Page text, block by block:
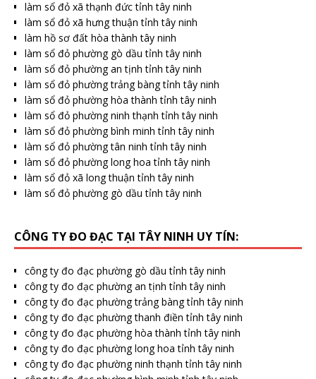
làm sổ đỏ xã thạnh đức tỉnh tây ninh
làm sổ đỏ xã hưng thuận tỉnh tây ninh
làm hồ sơ đất hòa thành tây ninh
làm sổ đỏ phường gò dầu tỉnh tây ninh
làm sổ đỏ phường an tịnh tỉnh tây ninh
làm sổ đỏ phường trảng bàng tỉnh tây ninh
làm sổ đỏ phường hòa thành tỉnh tây ninh
làm sổ đỏ phường ninh thạnh tỉnh tây ninh
làm sổ đỏ phường bình minh tỉnh tây ninh
làm sổ đỏ phường tân ninh tỉnh tây ninh
làm sổ đỏ phường long hoa tỉnh tây ninh
làm sổ đỏ xã long thuận tỉnh tây ninh
làm sổ đỏ phường gò dầu tỉnh tây ninh
CÔNG TY ĐO ĐẠC TẠI TÂY NINH UY TÍN:
công ty đo đạc phường gò dầu tỉnh tây ninh
công ty đo đạc phường an tịnh tỉnh tây ninh
công ty đo đạc phường trảng bàng tỉnh tây ninh
công ty đo đạc phường thanh điền tỉnh tây ninh
công ty đo đạc phường hòa thành tỉnh tây ninh
công ty đo đạc phường long hoa tỉnh tây ninh
công ty đo đạc phường ninh thạnh tỉnh tây ninh